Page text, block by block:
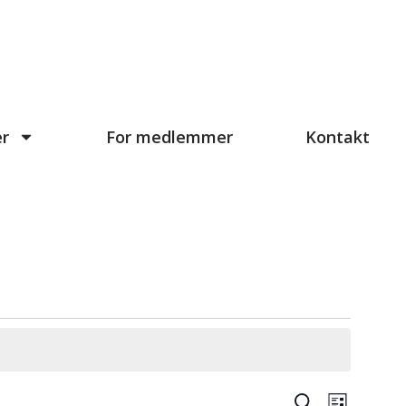
For medlemmer Kontakt